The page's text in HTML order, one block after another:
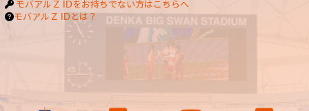
モバアルＺ IDをお持ちでない方はこちらへ
モバアルＺ IDとは？